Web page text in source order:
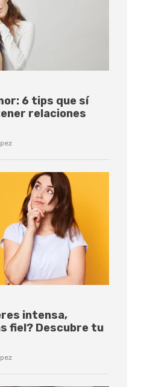
6 tips que sí
relaciones
intensa,
fiel? Descubre tu